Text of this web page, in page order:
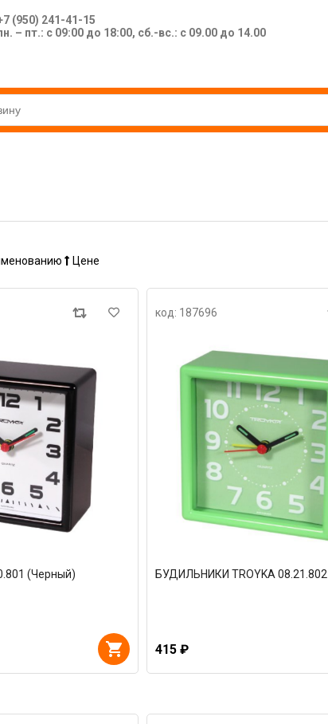
(950) 241-41-15
– пт.: с 09:00 до 18:00, сб.-вс.: с 09.00 до 14.00
Цене
(Черный)
код: 187696
БУДИЛЬНИКИ TROYKA 08.21.802
415 ₽